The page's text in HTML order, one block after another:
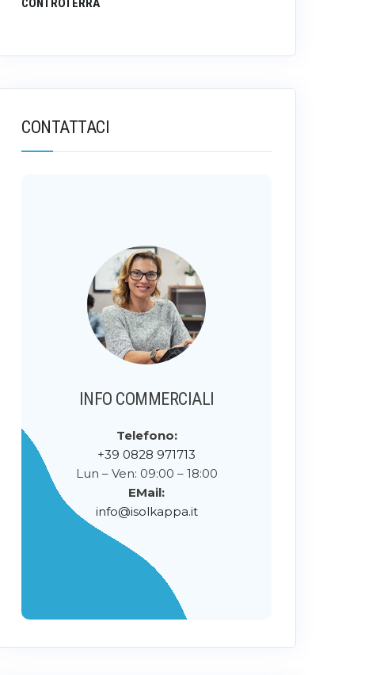
CONTROTERRA
CONTATTACI
INFO COMMERCIALI
Telefono:
+39 0828 971713
Lun – Ven: 09:00 – 18:00
EMail:
info@isolkappa.it